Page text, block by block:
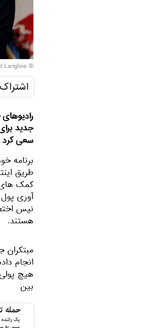
© AFP 2023 / Bertrand Langlois
اشتراک
جدید
سعی کرد
برنامه
طریق
آوری
نیس
هستند.
مبتکران
انجام
هیچ
بین